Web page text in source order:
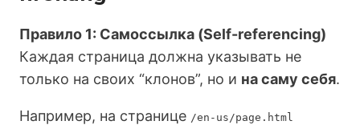
Правило 1: Самоссылка (Self-referencing)
Каждая страница должна указывать не
только на своих “клонов”, но и на саму себя.
Например, на странице /en-us/page.html